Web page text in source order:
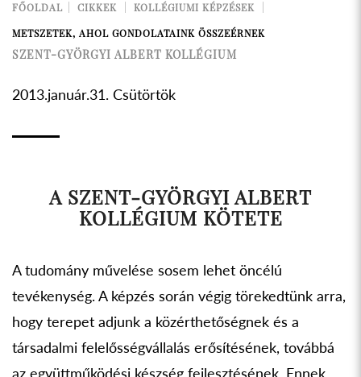
FŐOLDAL CIKKEK
KOLLÉGIUMI KÉPZÉSEK
METSZETEK, AHOL GONDOLATAINK ÖSSZEÉRNEK
SZENT-GYÖRGYI ALBERT KOLLÉGIUM
2013.január.31. Csütörtök
A SZENT-GYÖRGYI ALBERT
KOLLÉGIUM KÖTETE
A tudomány művelése sosem lehet öncélú
tevékenység. A képzés során végig törekedtünk arra,
hogy terepet adjunk a közérthetőségnek és a
társadalmi felelősségvállalás erősítésének, továbbá
az együttműködési készség fejlesztésének. Ennek